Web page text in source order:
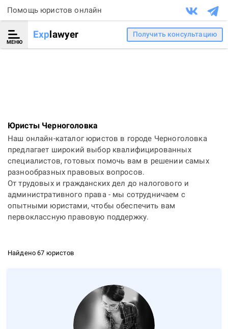
Помощь юристов онлайн
МЕНЮ
Explawyer Получить консультацию
Юристы Черноголовка
Наш онлайн-каталог юристов в городе Черноголовка
предлагает широкий выбор квалифицированных
специалистов, готовых помочь вам в решении самых
разнообразных правовых вопросов.
От трудовых и гражданских дел до налогового и
административного права - мы сотрудничаем с
опытными юристами, чтобы обеспечить вам
первоклассную правовую поддержку.
Найдено 67 юристов